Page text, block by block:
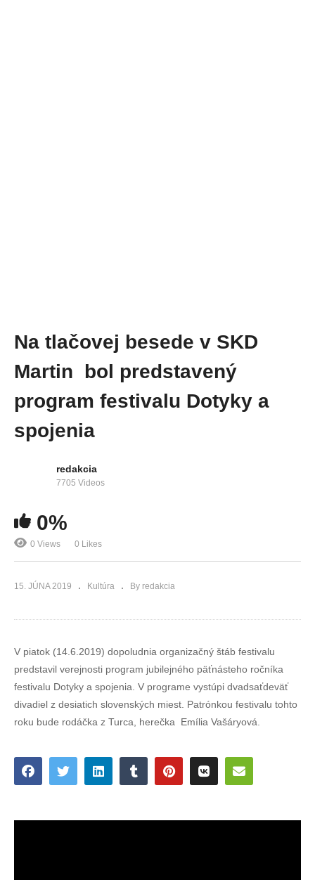
Na tlačovej besede v SKD
Martin bol predstavený
program festivalu Dotyky a
spojenia
redakcia
7705 Videos
0%
0 Views 0 Likes
15. JÚNA 2019 Kultúra By redakcia
V piatok (14.6.2019) dopoludnia organizačný štáb festivalu
predstavil verejnosti program jubilejného päťnásteho ročníka
festivalu Dotyky a spojenia. V programe vystúpi dvadsaťdeväť
divadiel z desiatich slovenských miest. Patrónkou festivalu tohto
roku bude rodáčka z Turca, herečka Emília Vašáryová.